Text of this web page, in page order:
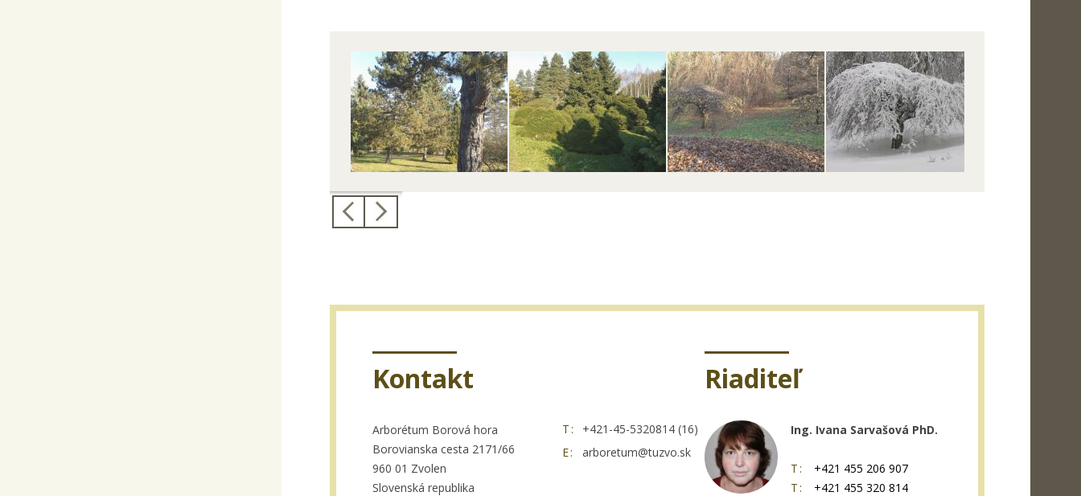
Kontakt
Arborétum Borová hora
Borovianska cesta 2171/66
960 01 Zvolen
Slovenská republika
T:
+421-45-5320814 (16)
E:
arboretum@tuzvo.sk
Riaditeľ
Ing. Ivana Sarvašová PhD.
T:
+421 455 206 907
T:
+421 455 320 814